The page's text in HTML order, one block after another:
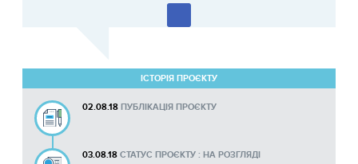
ІСТОРІЯ ПРОЄКТУ
02.08.18 ПУБЛІКАЦІЯ ПРОЄКТУ
03.08.18 СТАТУС ПРОЄКТУ : НА РОЗГЛЯДІ